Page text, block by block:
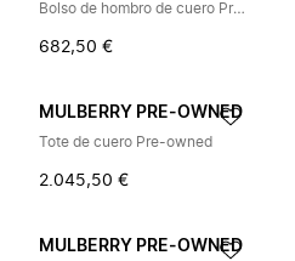
Bolso de hombro de cuero Pre-owned
682,50 €
MULBERRY PRE-OWNED
Tote de cuero Pre-owned
2.045,50 €
MULBERRY PRE-OWNED